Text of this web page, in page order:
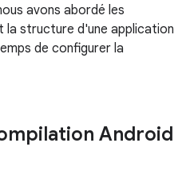
avons abordé les
structure d'une application
de configurer la
Android